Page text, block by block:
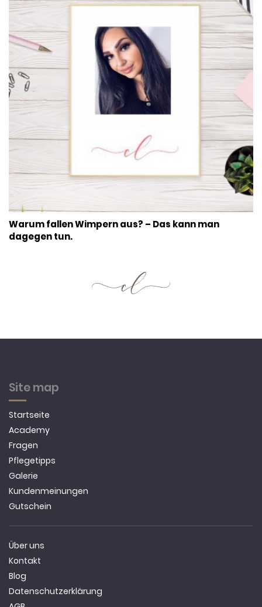
Warum fallen Wimpern aus? – Das kann man
dagegen tun.
Site map
Startseite
Academy
Fragen
Pflegetipps
Galerie
Kundenmeinungen
Gutschein
Über uns
Kontakt
Blog
Datenschutzerklärung